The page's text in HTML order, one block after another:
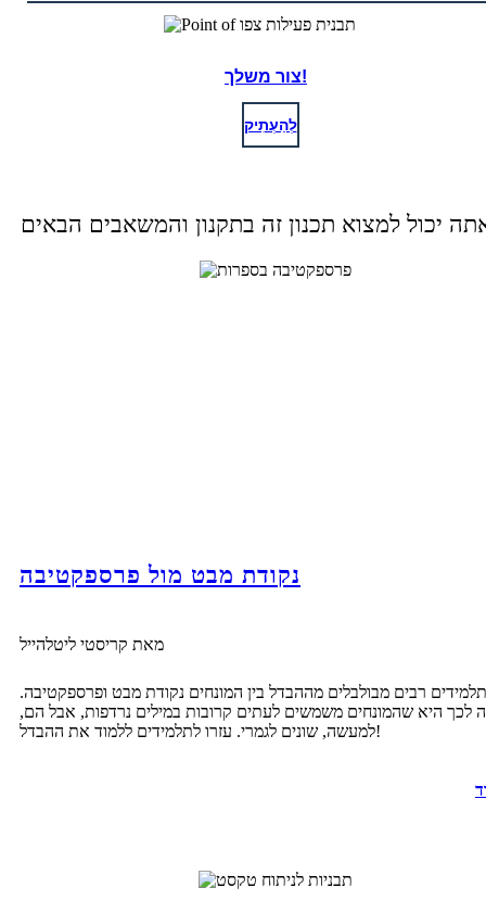
צור משלך!
לְהַעְתִיק
נקודת מבט מול פרספקטיבה
מאת קריסטי ליטלהייל
תלמידים רבים מבולבלים מההבדל בין המונחים נקודת מבט ופרספקטיבה.
לכך היא שהמונחים משמשים לעתים קרובות במילים נרדפות, אבל הם,
למעשה, שונים לגמרי. עזרו לתלמידים ללמוד את ההבדל!